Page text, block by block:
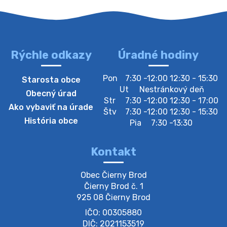
4. augusta 2026 10:05
Zberný dvor-Gyűjtőudvar
Oznamujeme obyvateľom, že v stredu 05. augusta
bude zberný dvor zatvorený. Értesítjük a lakosokat,
hogy szerdán augusztus 05-én a gyűjtőudvar zárva
lesz https://ciernybrod.sk?p=214…
Zber separovaného odpadu plastu-
Szeparált műanya…
Oznamujeme obyvateľom, že v stredu 05. augusta
prebehne zber separovaného odpadu plastu. Prosíme
obyvateľov, aby vrecia s odpadom vyložili pred dom už
večer vopred, nakoľko firma F…
Rýchle odkazy
Starosta obce
Obecný úrad
Ako vybaviť na úrade
História obce
Úradné hodiny
Pon
7:30 -12:00 12:30 - 15:30
Ut
Nestránkový deň
Str
7:30 -12:00 12:30 - 17:00
Štv
7:30 -12:00 12:30 - 15:30
Pia
7:30 -13:30
Kontakt
Obec Čierny Brod
Čierny Brod č. 1
925 08 Čierny Brod
IČO: 00305880
DIČ: 2021153519